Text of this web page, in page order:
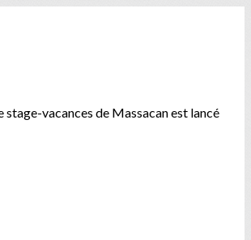
stage-vacances de Massacan est lancé